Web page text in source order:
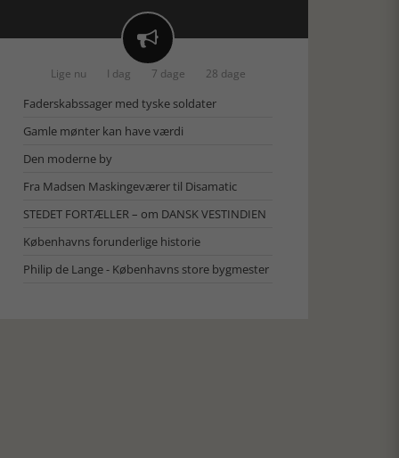

Lige nu I dag 7 dage 28 dage
Faderskabssager med tyske soldater
Gamle mønter kan have værdi
Den moderne by
Fra Madsen Maskingeværer til Disamatic
STEDET FORTÆLLER – om DANSK VESTINDIEN
Københavns forunderlige historie
Philip de Lange - Københavns store bygmester